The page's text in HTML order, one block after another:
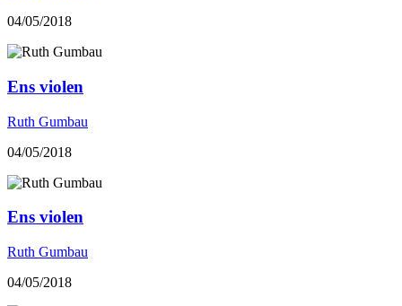
04/05/2018
Ens violen
Ruth Gumbau
04/05/2018
Ens violen
Ruth Gumbau
04/05/2018